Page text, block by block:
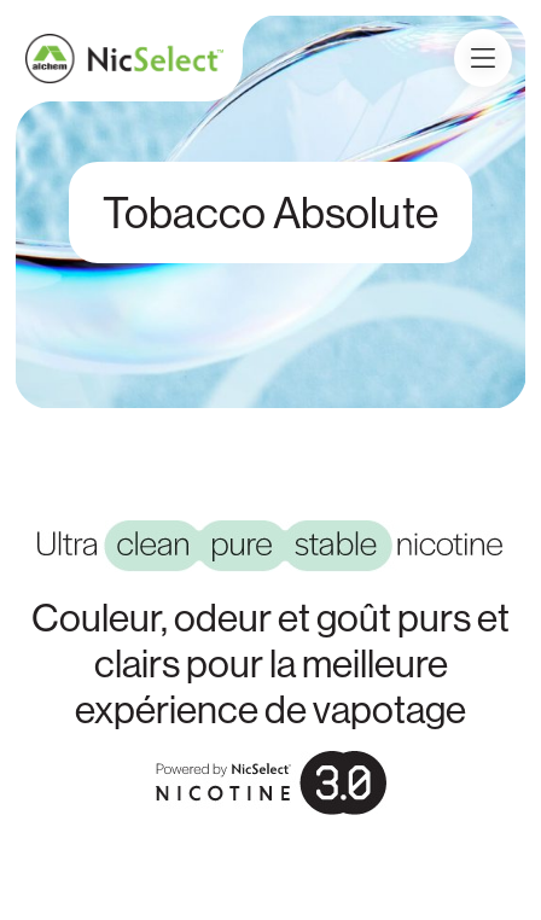
Tobacco Absolute
Couleur, odeur et goût purs et
clairs pour la meilleure
expérience de vapotage